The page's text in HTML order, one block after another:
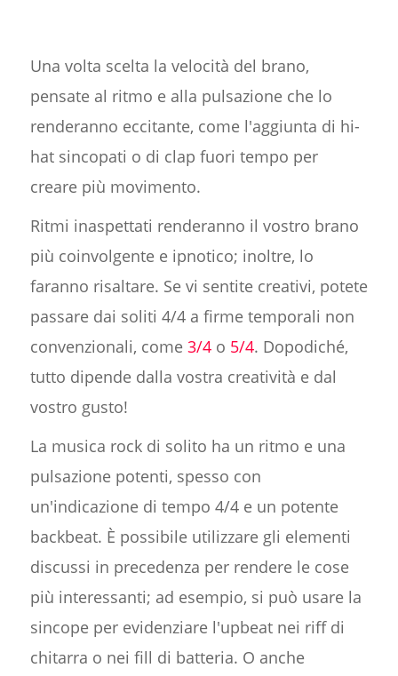
Una volta scelta la velocità del brano,
pensate al ritmo e alla pulsazione che lo
renderanno eccitante, come l'aggiunta di hi-
hat sincopati o di clap fuori tempo per
creare più movimento.
Ritmi inaspettati renderanno il vostro brano
più coinvolgente e ipnotico; inoltre, lo
faranno risaltare. Se vi sentite creativi, potete
passare dai soliti 4/4 a firme temporali non
convenzionali, come 3/4o 5/4. Dopodiché,
tutto dipende dalla vostra creatività e dal
vostro gusto!
La musica rock di solito ha un ritmo e una
pulsazione potenti, spesso con
un'indicazione di tempo 4/4 e un potente
backbeat. È possibile utilizzare gli elementi
discussi in precedenza per rendere le cose
più interessanti; ad esempio, si può usare la
sincope per evidenziare l'upbeat nei riff di
chitarra o nei fill di batteria. O anche